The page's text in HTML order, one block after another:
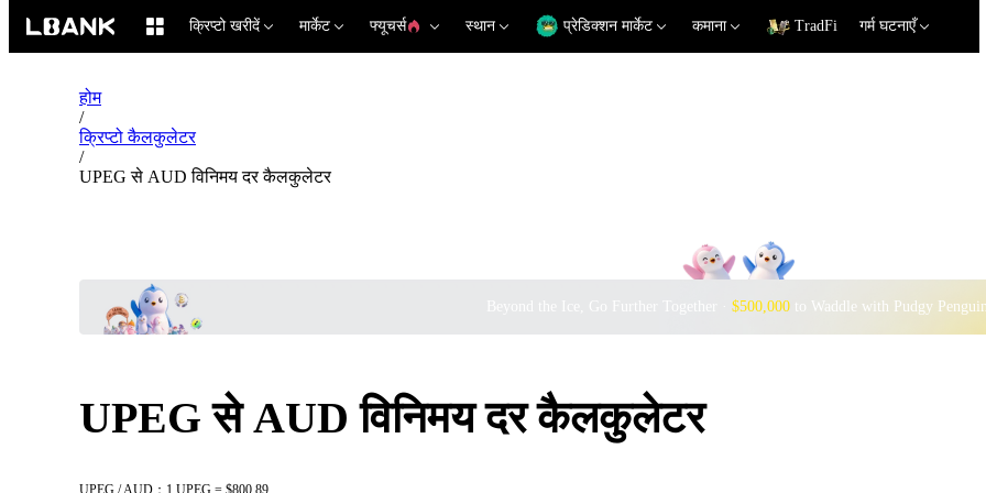
क्रिप्टो खरीदें मार्केट फ्यूचर्स स्थान प्रेडिक्शन मार्केट कमाना TradFi गर्म घटनाएँ
होम
/
क्रिप्टो कैलकुलेटर
/
UPEG से AUD विनिमय दर कैलकुलेटर
Beyond the Ice, Go Further Together · $500,000to Waddle with Pudgy
UPEG से AUD विनिमय दर कैलकुलेटर
UPEG / AUD：1 UPEG = $800.89